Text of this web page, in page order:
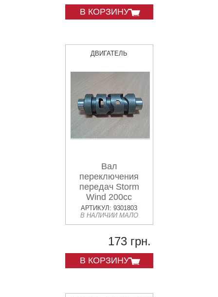
В КОРЗИНУ
ДВИГАТЕЛЬ
Вал
переключения
передач Storm
Wind 200сс
АРТИКУЛ: 9301803
В НАЛИЧИИ МАЛО
173 грн.
В КОРЗИНУ